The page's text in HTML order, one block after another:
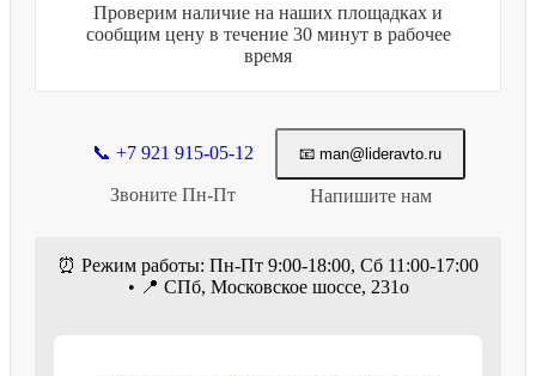
Проверим наличие на наших площадках и
сообщим цену в течение 30 минут в рабочее
время
📞 +7 921 915-05-12
Звоните Пн-Пт
📧 man@lideravto.ru
Напишите нам
⏰ Режим работы: Пн-Пт 9:00-18:00, Сб 11:00-17:00
• 📍 СПб, Московское шоссе, 231о